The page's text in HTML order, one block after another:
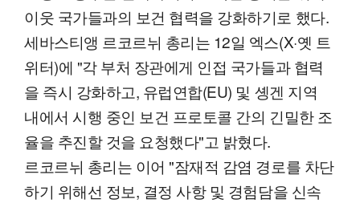
이웃 국가들과의 보건 협력을 강화하기로 했다.
세바스티앵 르코르뉘 총리는 12일 엑스(X·옛 트
위터)에 "각 부처 장관에게 인접 국가들과 협력
을 즉시 강화하고, 유럽연합(EU) 및 솅겐 지역
내에서 시행 중인 보건 프로토콜 간의 긴밀한 조
율을 추진할 것을 요청했다"고 밝혔다.
르코르뉘 총리는 이어 "잠재적 감염 경로를 차단
하기 위해선 정보, 결정 사항 및 경험담을 신속